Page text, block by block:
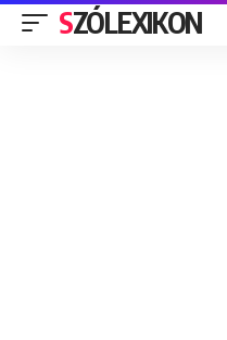
SZÓLEXIKON